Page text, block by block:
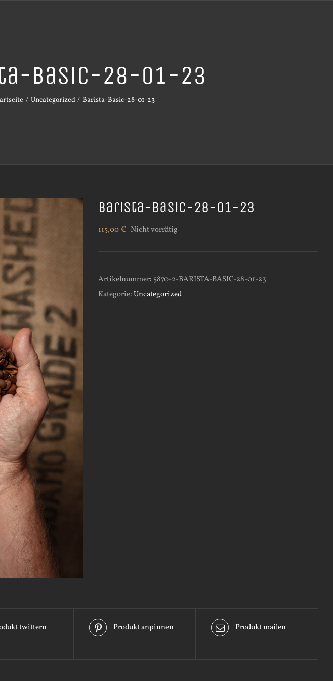
Basic-28-01-23
Uncategorized Barista-Basic-28-01-23
Barista-Basic-28-01-23
115,00€ Nicht vorrätig
Artikelnummer: 5870-2-BARISTA-BASIC-28-01-23
Kategorie:Uncategorized
twittern Produkt anpinnen Produkt mailen